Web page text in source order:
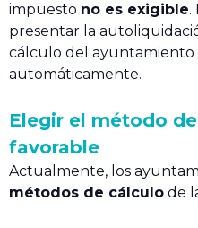
impuesto no es exigible.
presentar la
cálculo del ayuntamiento
automáticamente.
Elegir el método
favorable
Actualmente, los
métodos de cálculo de